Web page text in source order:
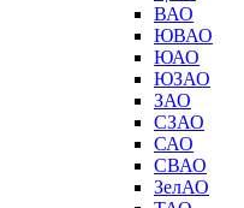
ВАО
ЮВАО
ЮАО
ЮЗАО
ЗАО
СЗАО
САО
СВАО
ЗелАО